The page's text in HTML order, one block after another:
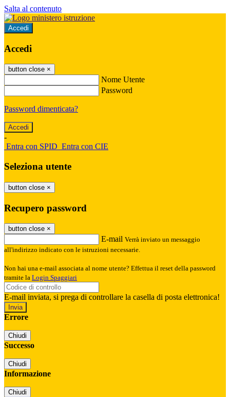
Salta al contenuto
Accedi
Accedi
button close ×
Nome Utente
Password
Password dimenticata?
-
Entra con SPID Entra con CIE
Seleziona utente
button close ×
Recupero password
button close ×
E-mail Verrà inviato un messaggio
all'indirizzo indicato con le istruzioni necessarie.
Non hai una e-mail associata al nome utente? Effettua il reset della password
tramite la Login Spaggiari
E-mail inviata, si prega di controllare la casella di posta elettronica!
Errore
Chiudi
Successo
Chiudi
Informazione
Chiudi